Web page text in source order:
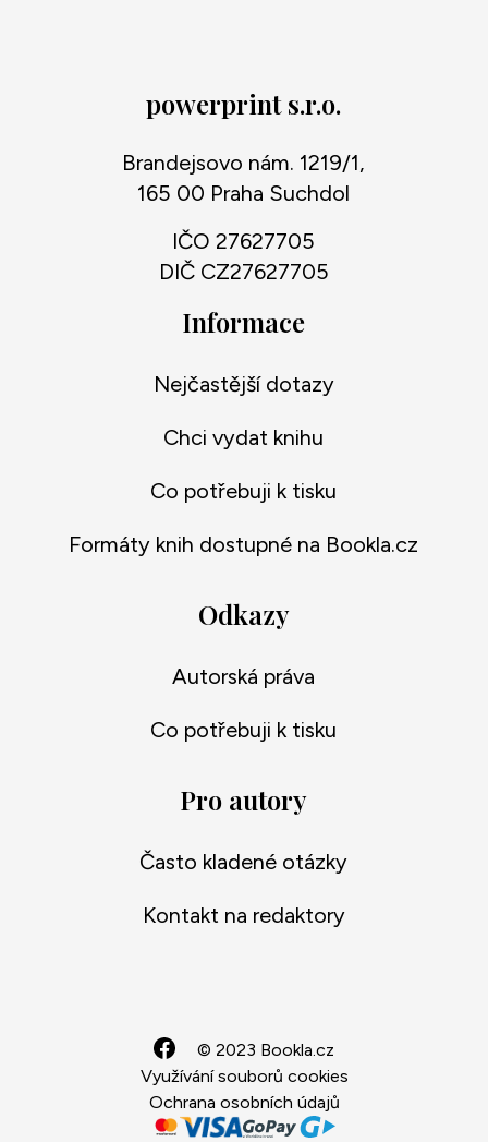
powerprint s.r.o.
Brandejsovo nám. 1219/1,
165 00 Praha Suchdol
IČO 27627705
DIČ CZ27627705
Informace
Nejčastější dotazy
Chci vydat knihu
Co potřebuji k tisku
Formáty knih dostupné na Bookla.cz
Odkazy
Autorská práva
Co potřebuji k tisku
Pro autory
Často kladené otázky
Kontakt na redaktory
© 2023 Bookla.cz
Využívání souborů cookies
Ochrana osobních údajů